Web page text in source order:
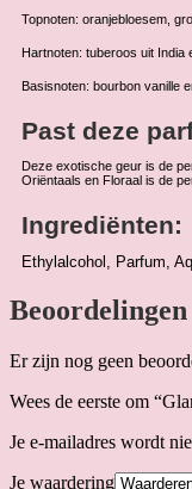
Topnoten: oranjebloesem,
Hartnoten: tuberoos uit India
Basisnoten: bourbon vanille
Past deze
Deze exotische geur is de
Oriëntaals en Floraal is de
Ingrediënten:
Ethylalcohol, Parfum,
Beoordelingen
Er zijn nog geen
Wees de eerste om
Je e-mailadres wordt
Je waardering